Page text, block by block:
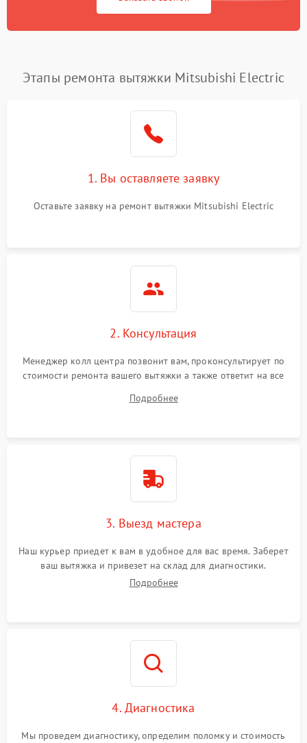
Этапы ремонта вытяжки Mitsubishi Electric
1. Вы оставляете заявку
Оставьте заявку на ремонт вытяжки Mitsubishi Electric
2. Консультация
Менеджер колл центра позвонит вам, проконсультирует по
стоимости ремонта вашего вытяжки а также ответит на все
Подробнее
3. Выезд мастера
Наш курьер приедет к вам в удобное для вас время. Заберет
ваш вытяжка и привезет на склад для диагностики.
Подробнее
4. Диагностика
Мы проведем диагностику, определим поломку и стоимость